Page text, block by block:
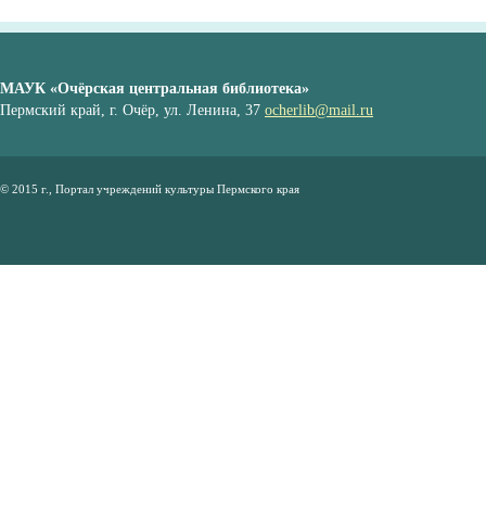
МАУК «Очёрская центральная библиотека»
Пермский край, г. Очёр, ул. Ленина, 37 ocherlib@mail.ru
© 2015 г., Портал учреждений культуры Пермского края